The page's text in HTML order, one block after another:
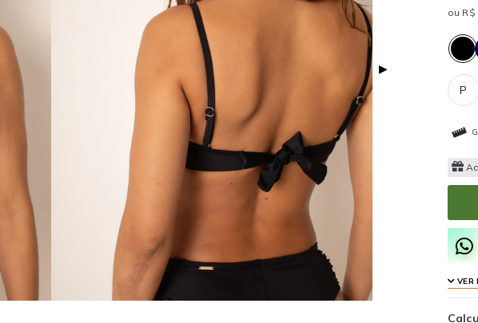
▶
ou
P
VER